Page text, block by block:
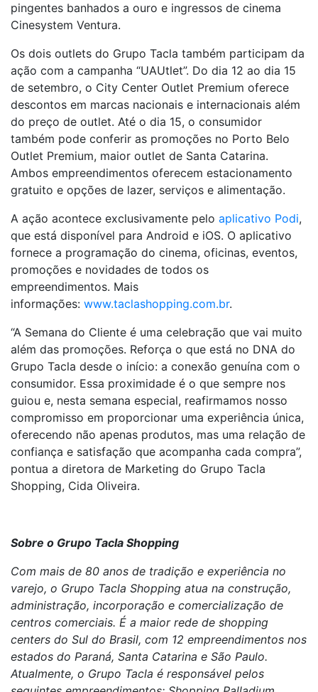
pingentes banhados a ouro e ingressos de cinema
Cinesystem Ventura.
Os dois outlets do Grupo Tacla também participam da
ação com a campanha “UAUtlet”. Do dia 12 ao dia 15
de setembro, o City Center Outlet Premium oferece
descontos em marcas nacionais e internacionais além
do preço de outlet. Até o dia 15, o consumidor
também pode conferir as promoções no Porto Belo
Outlet Premium, maior outlet de Santa Catarina.
Ambos empreendimentos oferecem estacionamento
gratuito e opções de lazer, serviços e alimentação.
A ação acontece exclusivamente pelo aplicativo Podi,
que está disponível para Android e iOS. O aplicativo
fornece a programação do cinema, oficinas, eventos,
promoções e novidades de todos os
empreendimentos. Mais
informações: www.taclashopping.com.br.
“A Semana do Cliente é uma celebração que vai muito
além das promoções. Reforça o que está no DNA do
Grupo Tacla desde o início: a conexão genuína com o
consumidor. Essa proximidade é o que sempre nos
guiou e, nesta semana especial, reafirmamos nosso
compromisso em proporcionar uma experiência única,
oferecendo não apenas produtos, mas uma relação de
confiança e satisfação que acompanha cada compra”,
pontua a diretora de Marketing do Grupo Tacla
Shopping, Cida Oliveira.
Sobre o Grupo Tacla Shopping
Com mais de 80 anos de tradição e experiência no
varejo, o Grupo Tacla Shopping atua na construção,
administração, incorporação e comercialização de
centros comerciais. É a maior rede de shopping
centers do Sul do Brasil, com 12 empreendimentos nos
estados do Paraná, Santa Catarina e São Paulo.
Atualmente, o Grupo Tacla é responsável pelos